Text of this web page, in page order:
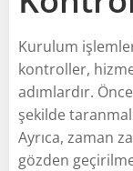
Kurulum
kontroller,
adımlardır.
şekilde
Ayrıca, zaman
gözden